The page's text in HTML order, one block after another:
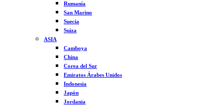
Rumanía
San Marino
Suecia
Suiza
ASIA
Camboya
China
Corea del Sur
Emiratos Árabes Unidos
Indonesia
Japón
Jordania